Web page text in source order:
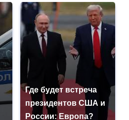
Где будет встреча
президентов США и
России: Европа?